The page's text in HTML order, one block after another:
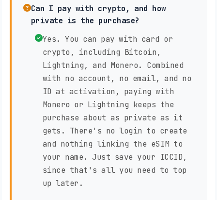
Can I pay with crypto, and how
private is the purchase?
Yes. You can pay with card or
crypto, including Bitcoin,
Lightning, and Monero. Combined
with no account, no email, and no
ID at activation, paying with
Monero or Lightning keeps the
purchase about as private as it
gets. There's no login to create
and nothing linking the eSIM to
your name. Just save your ICCID,
since that's all you need to top
up later.